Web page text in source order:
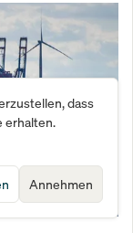
dass
erhalten.
Annehmen